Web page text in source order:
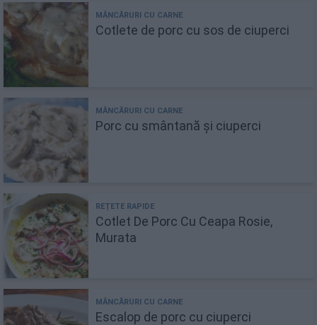
Cotlete de porc cu sos de ciuperci
Porc cu smântană și ciuperci
Cotlet De Porc Cu Ceapa Rosie,
Murata
Escalop de porc cu ciuperci